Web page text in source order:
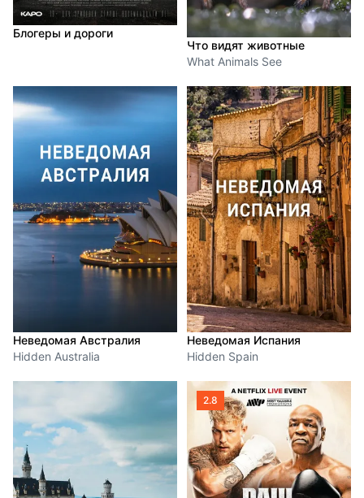
Блогеры и дороги
Что видят животные
What Animals See
Неведомая Австралия
Hidden Australia
Неведомая Испания
Hidden Spain
2.8